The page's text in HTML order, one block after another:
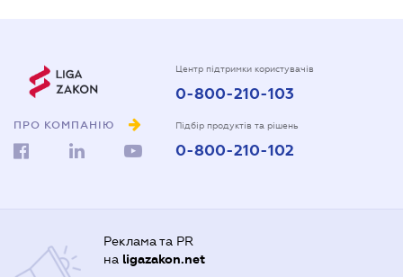
ПРО КОМПАНІЮ
Центр підтримки користувачів
0-800-210-103
Підбір продуктів та рішень
0-800-210-102
Реклама та PR
на ligazakon.net